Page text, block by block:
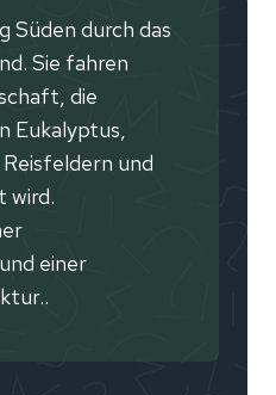
Süden durch das
Sie fahren
die
Eukalyptus,
und
wird.
einer